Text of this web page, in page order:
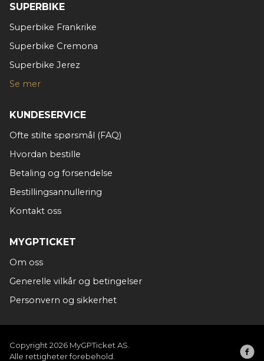
SUPERBIKE
Superbike Frankrike
Superbike Cremona
Superbike Jerez
Se mer
KUNDESERVICE
Ofte stilte spørsmål (FAQ)
Hvordan bestille
Betaling og forsendelse
Bestillingsannullering
Kontakt oss
MYGPTICKET
Om oss
Generelle vilkår og betingelser
Personvern og sikkerhet
Copyright 2026 MyGPTicket AS.
Alle rettigheter forebehold.